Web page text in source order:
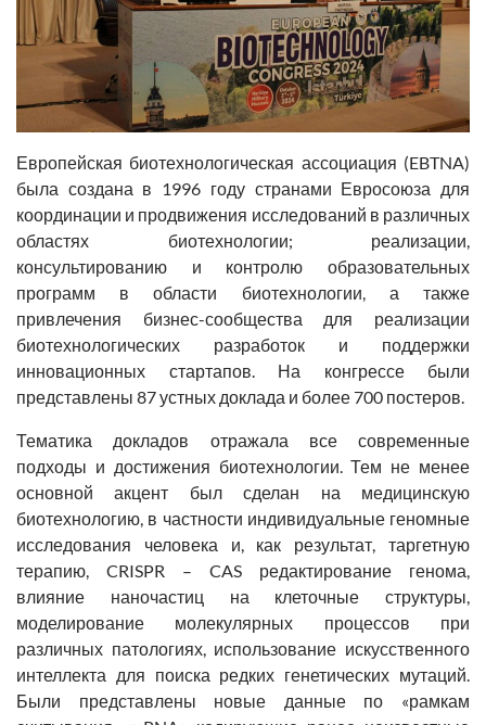
Европейская биотехнологическая ассоциация (EBTNA)
была создана в 1996 году странами Евросоюза для
координации и продвижения исследований в различных
областях биотехнологии; реализации,
консультированию и контролю образовательных
программ в области биотехнологии, а также
привлечения бизнес-сообщества для реализации
биотехнологических разработок и поддержки
инновационных стартапов. На конгрессе были
представлены 87 устных доклада и более 700 постеров.
Тематика докладов отражала все современные
подходы и достижения биотехнологии. Тем не менее
основной акцент был сделан на медицинскую
биотехнологию, в частности индивидуальные геномные
исследования человека и, как результат, таргетную
терапию, CRISPR – CAS редактирование генома,
влияние наночастиц на клеточные структуры,
моделирование молекулярных процессов при
различных патологиях, использование искусственного
интеллекта для поиска редких генетических мутаций.
Были представлены новые данные по «рамкам